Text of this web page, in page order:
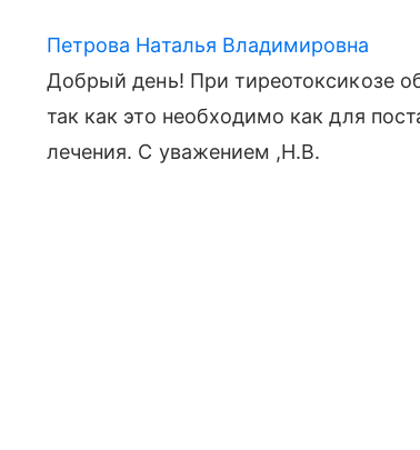
Петрова Наталья Владимировна
Добрый день! При тиреотоксикозе
так как это необходимо как для
лечения. С уважением ,Н.В.